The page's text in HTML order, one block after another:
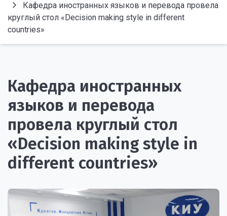
Кафедра иностранных языков и перевода провела
круглый стол «Decision making style in different
countries»
Кафедра иностранных
языков и перевода
провела круглый стол
«Decision making style in
different countries»